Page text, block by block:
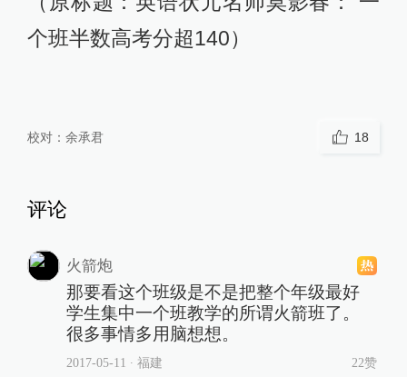
个班半数高考分超140）
校对： 余承君 18
评论
火箭炮
那要看这个班级是不是把整个年级最好
学生集中一个班教学的所谓火箭班了。
很多事情多用脑想想。
2017-05-11 ∙ 福建 22赞